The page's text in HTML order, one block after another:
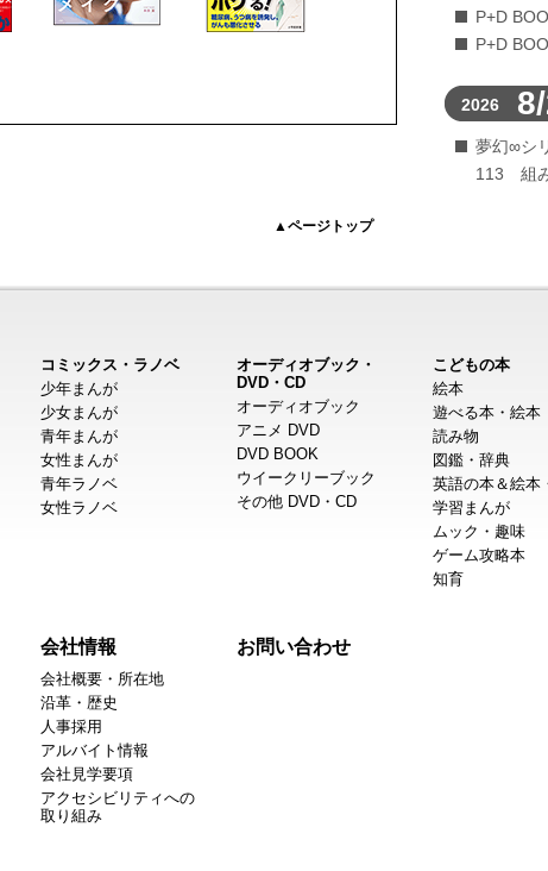
▲ページトップ
P+D
P+D
2026
夢幻∞シ
113 組
コミックス・ラノベ
少年まんが
少女まんが
青年まんが
女性まんが
青年ラノベ
女性ラノベ
オーディオブック・
DVD・CD
オーディオブック
アニメ DVD
DVD BOOK
ウイークリーブック
その他 DVD・CD
こどもの本
絵本
遊べる本・絵本
読み物
図鑑・辞典
英語の本＆絵本
学習まんが
ムック・趣味
ゲーム攻略本
知育
会社情報
会社概要・所在地
沿革・歴史
人事採用
アルバイト情報
会社見学要項
アクセシビリティへの
取り組み
お問い合わせ